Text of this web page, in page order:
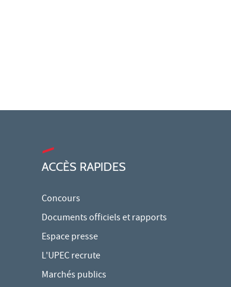
ACCÈS RAPIDES
Concours
Documents officiels et rapports
Espace presse
L'UPEC recrute
Marchés publics